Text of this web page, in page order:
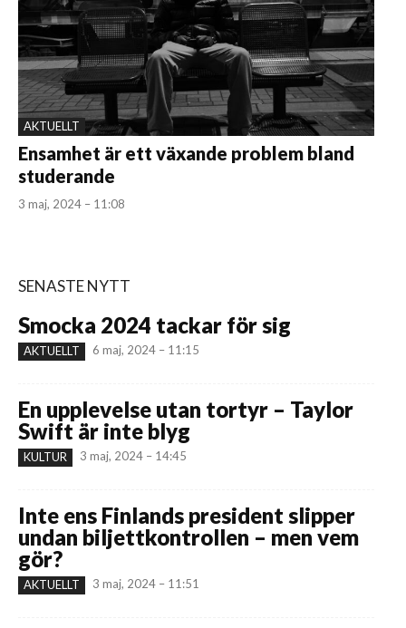
AKTUELLT
Ensamhet är ett växande problem bland
studerande
3 maj, 2024 – 11:08
SENASTE NYTT
Smocka 2024 tackar för sig
AKTUELLT 6 maj, 2024 – 11:15
En upplevelse utan tortyr – Taylor
Swift är inte blyg
KULTUR 3 maj, 2024 – 14:45
Inte ens Finlands president slipper
undan biljettkontrollen – men vem
gör?
AKTUELLT 3 maj, 2024 – 11:51